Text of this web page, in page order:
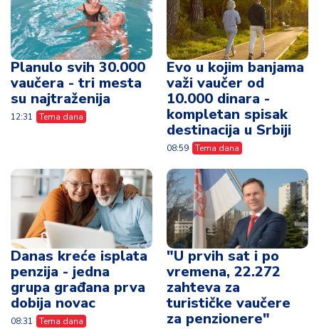
Planulo svih 30.000
vaučera - tri mesta
su najtraženija
12:31 Tema dana
Evo u kojim banjama
važi vaučer od
10.000 dinara -
kompletan spisak
destinacija u Srbiji
08:59 Tema dana
Danas kreće isplata
penzija - jedna
grupa građana prva
dobija novac
08:31 Tema dana
"U prvih sat i po
vremena, 22.272
zahteva za
turističke vaučere
za penzionere"